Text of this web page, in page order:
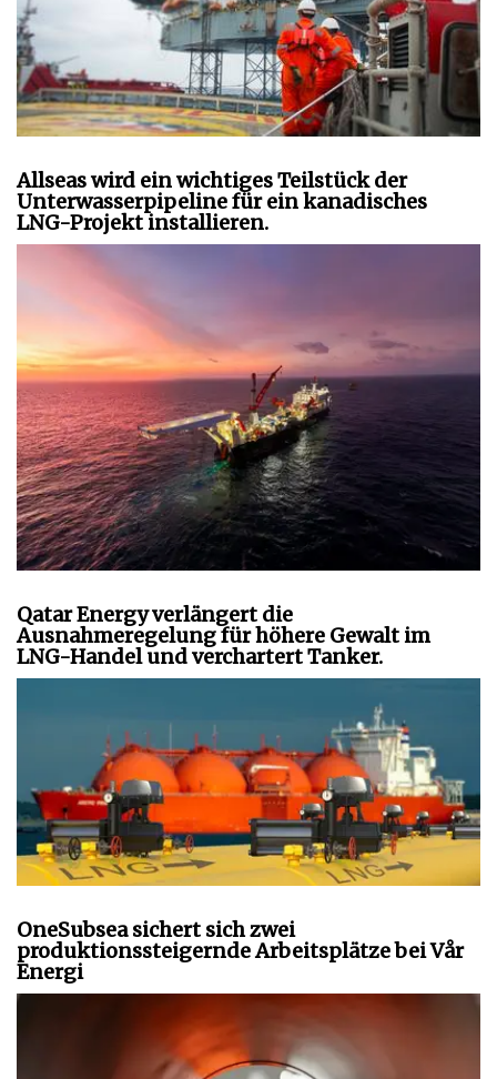
Allseas wird ein wichtiges Teilstück der
Unterwasserpipeline für ein kanadisches
LNG-Projekt installieren.
Qatar Energy verlängert die
Ausnahmeregelung für höhere Gewalt im
LNG-Handel und verchartert Tanker.
OneSubsea sichert sich zwei
produktionssteigernde Arbeitsplätze bei Vår
Energi